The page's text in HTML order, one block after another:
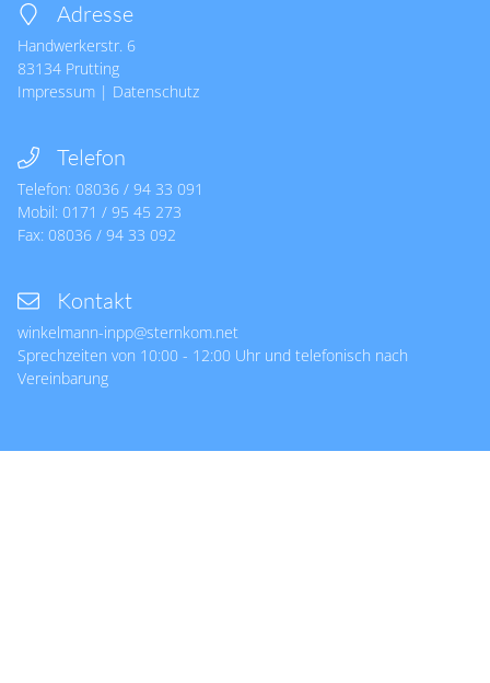
Adresse
Handwerkerstr. 6
83134 Prutting
Impressum | Datenschutz
Telefon
Telefon: 08036 / 94 33 091
Mobil: 0171 / 95 45 273
Fax: 08036 / 94 33 092
Kontakt
winkelmann-inpp@sternkom.net
Sprechzeiten von 10:00 - 12:00 Uhr und telefonisch nach
Vereinbarung